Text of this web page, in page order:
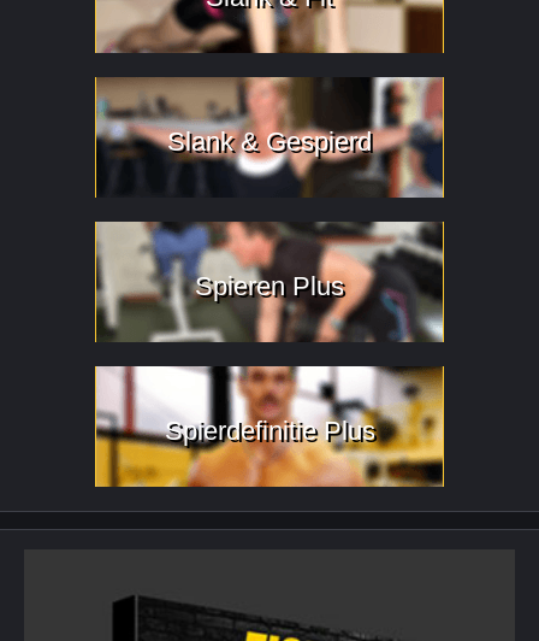
Slank & Gespierd
Spieren Plus
Spierdefinitie Plus